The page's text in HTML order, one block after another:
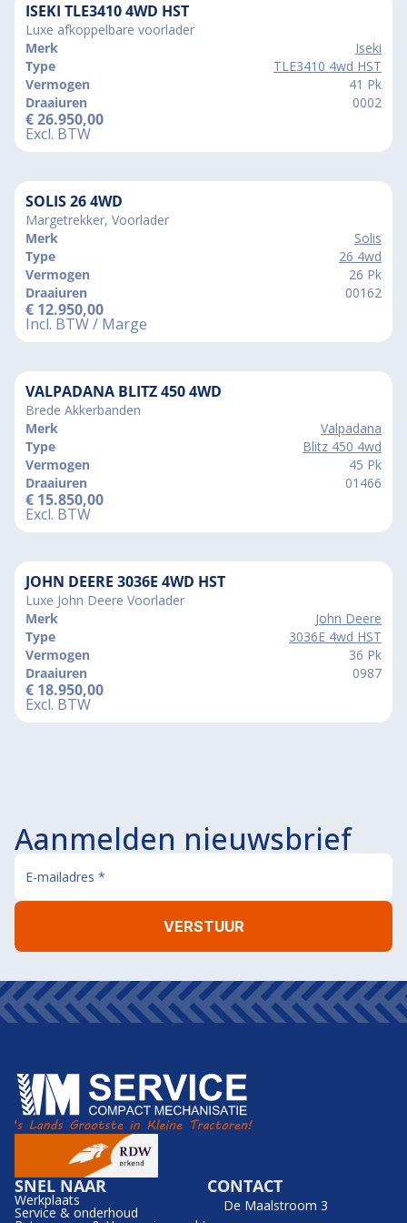
ISEKI TLE3410 4WD HST
Luxe afkoppelbare voorlader
Merk
Iseki
Type
TLE3410 4wd HST
Vermogen
41 Pk
Draaiuren
0002
€26.950,00
Excl. BTW
SOLIS 26 4WD
Margetrekker, Voorlader
Merk
Solis
Type
26 4wd
Vermogen
26 Pk
Draaiuren
00162
€ 12.950,00
Incl. BTW / Marge
VALPADANA BLITZ 450 4WD
Brede Akkerbanden
Merk
Valpadana
Type
Blitz 450 4wd
Vermogen
45 Pk
Draaiuren
01466
€ 15.850,00
Excl. BTW
JOHN DEERE 3036E 4WD HST
Luxe John Deere Voorlader
Merk
John Deere
Type
3036E 4wd HST
Vermogen
36 Pk
Draaiuren
0987
€ 18.950,00
Excl. BTW
Aanmelden nieuwsbrief
SNEL NAAR
Werkplaats
Service & onderhoud
CONTACT
De Maalstroom 3